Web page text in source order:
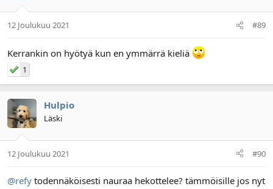
12 Joulukuu 2021 #89
Kerrankin on hyötyä kun en ymmärrä kieliä
1
Hulpio
Läski
12 Joulukuu 2021 #90
@refy todennäköisesti nauraa hekottelee? tämmöisille jos nyt